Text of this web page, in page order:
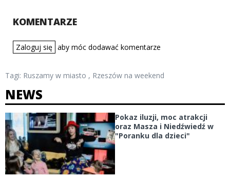
KOMENTARZE
Zaloguj się aby móc dodawać komentarze
Tagi: Ruszamy w miasto , Rzeszów na weekend
NEWS
Pokaz iluzji, moc atrakcji
oraz Masza i Niedźwiedź w
"Poranku dla dzieci"